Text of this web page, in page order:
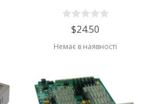
$24.50
Немає в наявності